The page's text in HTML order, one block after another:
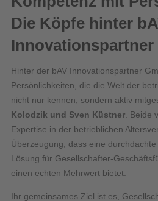
Die Köpfe hinter
Innovationspartner
Hinter der bAV Innovationspartner
Persönlichkeiten, die die Welt der
nicht nur kennen, sondern aktiv
Kolodzik und Sven Küstner. Beide
Expertise in der betrieblichen
Überzeugung, dass eine
Lösung für Gesellschafter-
einen echten Mehrwert bietet.
Ihr gemeinsames Ziel ist es,